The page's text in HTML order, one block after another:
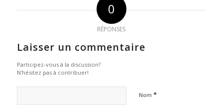
0
RÉPONSES
Laisser un commentaire
Participez-vous à la discussion?
N'hésitez pas à contribuer!
Nom *